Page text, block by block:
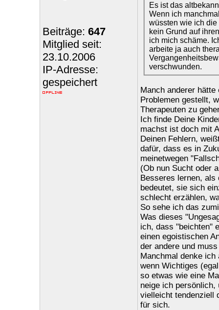
Beiträge: 647
Mitglied seit:
23.10.2006
IP-Adresse:
gespeichert
Es ist das
Wenn ich
wüssten wie ich die
kein Grund auf
ich mich schäme.
arbeite ja auch
verschwunden.
Manch anderer
Problemen gestellt,
Therapeuten zu
Ich finde Deine
machst ist doch mit
Deinen Fehlern,
dafür, dass es in
meinetwegen
(Ob nun Sucht oder
Besseres lernen, als
bedeutet, sie sich
schlecht erzählen,
So sehe ich das
Was dieses
ich, dass "beichten"
einen egoistischen
der andere und
Manchmal denke
wenn Wichtiges
so etwas wie eine
neige ich
vielleicht tendenziell
für sich.